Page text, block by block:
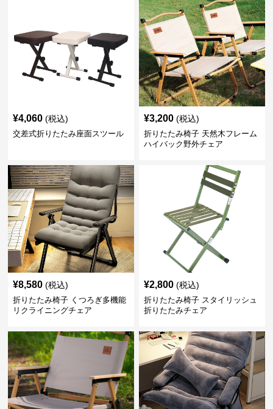
¥4,060 (税込)
交差式折りたたみ座面スツール
¥3,200 (税込)
折りたたみ椅子 天然木フレーム
ハイバック野外チェア
¥8,580 (税込)
折りたたみ椅子 くつろぎ多機能
リクライニングチェア
¥2,800 (税込)
折りたたみ椅子 スタイリッシュ
折りたたみチェア